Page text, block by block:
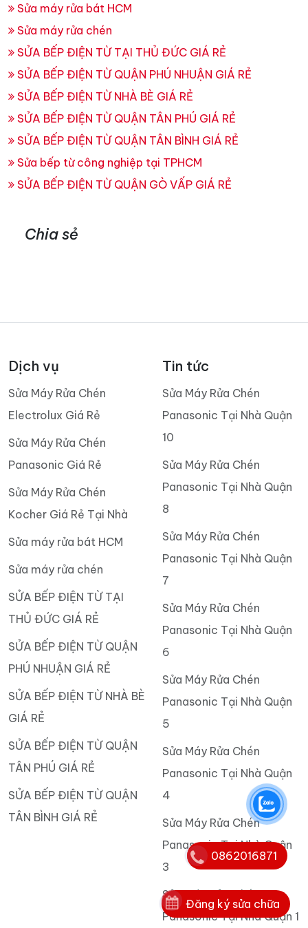
Sửa máy rửa bát HCM
Sửa máy rửa chén
SỬA BẾP ĐIỆN TỪ TẠI THỦ ĐỨC GIÁ RẺ
SỬA BẾP ĐIỆN TỪ QUẬN PHÚ NHUẬN GIÁ RẺ
SỬA BẾP ĐIỆN TỪ NHÀ BÈ GIÁ RẺ
SỬA BẾP ĐIỆN TỪ QUẬN TÂN PHÚ GIÁ RẺ
SỬA BẾP ĐIỆN TỪ QUẬN TÂN BÌNH GIÁ RẺ
Sửa bếp từ công nghiệp tại TPHCM
SỬA BẾP ĐIỆN TỪ QUẬN GÒ VẤP GIÁ RẺ
Chia sẻ
Dịch vụ
Sửa Máy Rửa Chén
Electrolux Giá Rẻ
Sửa Máy Rửa Chén
Panasonic Giá Rẻ
Sửa Máy Rửa Chén
Kocher Giá Rẻ Tại Nhà
Sửa máy rửa bát HCM
Sửa máy rửa chén
SỬA BẾP ĐIỆN TỪ TẠI
THỦ ĐỨC GIÁ RẺ
SỬA BẾP ĐIỆN TỪ QUẬN
PHÚ NHUẬN GIÁ RẺ
SỬA BẾP ĐIỆN TỪ NHÀ BÈ
GIÁ RẺ
SỬA BẾP ĐIỆN TỪ QUẬN
TÂN PHÚ GIÁ RẺ
SỬA BẾP ĐIỆN TỪ QUẬN
TÂN BÌNH GIÁ RẺ
Tin tức
Sửa Máy Rửa Chén
Panasonic Tại Nhà Quận
10
Sửa Máy Rửa Chén
Panasonic Tại Nhà Quận
8
Sửa Máy Rửa Chén
Panasonic Tại Nhà Quận
7
Sửa Máy Rửa Chén
Panasonic Tại Nhà Quận
6
Sửa Máy Rửa Chén
Panasonic Tại Nhà Quận
5
Sửa Máy Rửa Chén
Panasonic Tại Nhà Quận
4
Sửa Máy Rửa Chén
Panasonic Tại Nhà Quận
3
Sửa Máy Rửa Chén
Panasonic Tại Nhà Quận 1
Đăng ký sửa chữa
0862016871